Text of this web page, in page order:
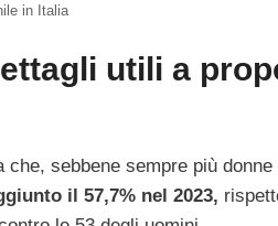
in Italia
utili a
che, sebbene sempre più
il 57,7% nel 2023,